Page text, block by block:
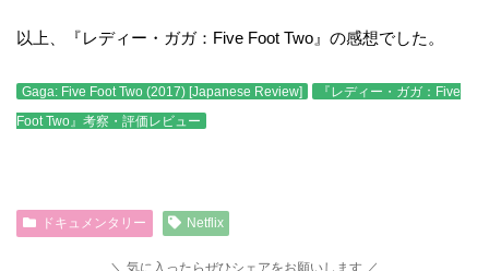
以上、『レディー・ガガ：Five Foot Two』の感想でした。
Gaga: Five Foot Two (2017) [Japanese Review]
『レディー・ガガ：Five
Foot Two』考察・評価レビュー
ドキュメンタリー Netflix
気に入ったらぜひシェアをお願いします